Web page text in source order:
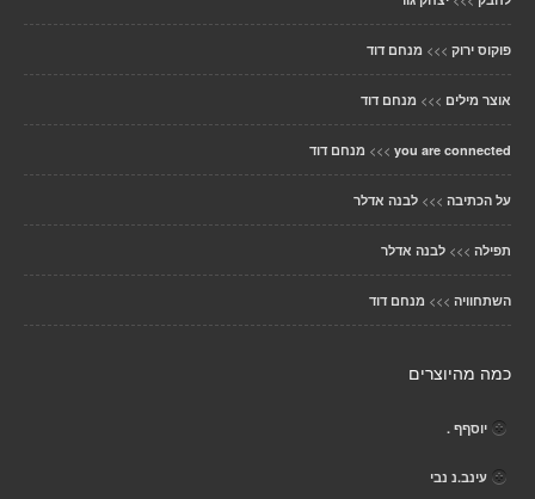
פוקוס ירוק >>> מנחם דוד
אוצר מילים >>> מנחם דוד
you are connected
>>> מנחם דוד
על הכתיבה >>> לבנה אדלר
תפילה >>> לבנה אדלר
השתחוויה >>> מנחם דוד
כמה מהיוצרים
יוסףף .
עינב.נ נבי